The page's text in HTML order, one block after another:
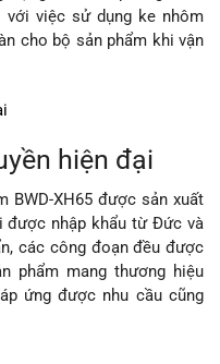
với việc sử dụng ke nhôm
cho bộ sản phẩm khi vận
hiện đại
BWD-XH65 được sản xuất
được nhập khẩu từ Đức và
các công đoạn đều được
phẩm mang thương hiệu
ứng được nhu cầu cũng